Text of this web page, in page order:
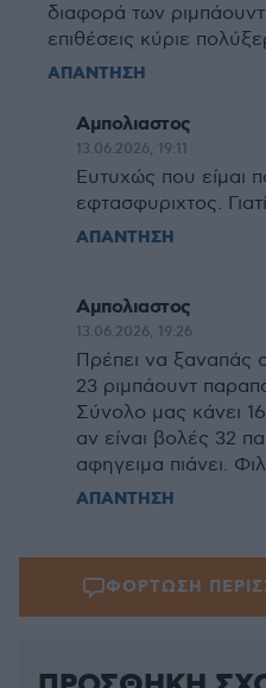
διαφορά των
επιθέσεις κύριε
ΑΠΑΝΤΗΣΗ
Αμπολιαστος
13.06.2026, 19:11
Ευτυχώς που είμαι
εφτασφυριχτος.
ΑΠΑΝΤΗΣΗ
Αμπολιαστος
13.06.2026, 19:26
Πρέπει να ξαναπάς
23 ριμπάουντ
Σύνολο μας κάνει
αν είναι βολές 32
αφηγειμα πιάνει.
ΑΠΑΝΤΗΣΗ
ΦΟΡΤΩΣΗ